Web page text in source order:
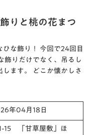
りと桃の花まつ
な飾り！ 今回で24回目
飾りだけでなく、吊るし
ます。 どこか懐かしさ
年04月18日
15 「甘草屋敷」ほ